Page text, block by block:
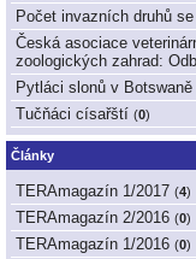
Počet invazních druhů
Česká asociace
zoologických zahrad:
Pytláci slonů v
Tučňáci císařští (0)
Články
TERAmagazín 1/2017 (4)
TERAmagazín 2/2016 (0)
TERAmagazín 1/2016 (0)